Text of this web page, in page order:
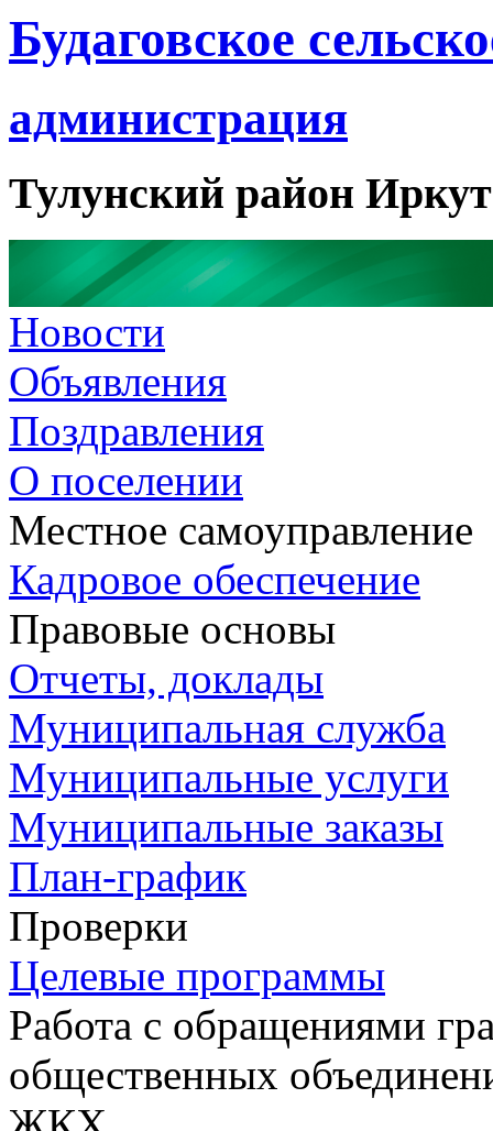
Будаговское
администрация
Тулунский район
Новости
Объявления
Поздравления
О поселении
Местное самоуправление
Кадровое обеспечение
Правовые основы
Отчеты, доклады
Муниципальная служба
Муниципальные услуги
Муниципальные заказы
План-график
Проверки
Целевые программы
Работа с обращениями
общественных